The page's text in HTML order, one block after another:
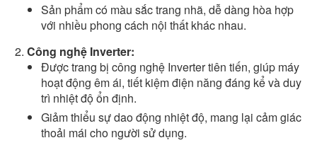
Sản phẩm có màu sắc trang nhã, dễ dàng hòa hợp
với nhiều phong cách nội thất khác nhau.
Công nghệ Inverter:
Được trang bị công nghệ Inverter tiên tiến, giúp máy
hoạt động êm ái, tiết kiệm điện năng đáng kể và duy
trì nhiệt độ ổn định.
Giảm thiểu sự dao động nhiệt độ, mang lại cảm giác
thoải mái cho người sử dụng.